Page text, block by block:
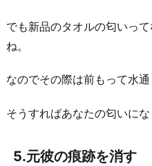
でも新品のタオルの匂いっ
ね。
なのでその際は前もって水
そうすればあなたの匂いにな
5.元彼の痕跡を消す